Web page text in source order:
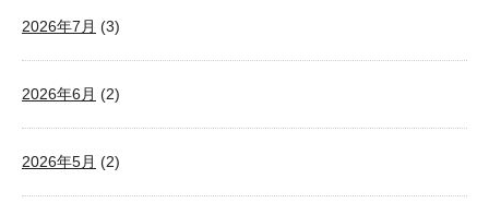
2026年7月 (3)
2026年6月 (2)
2026年5月 (2)